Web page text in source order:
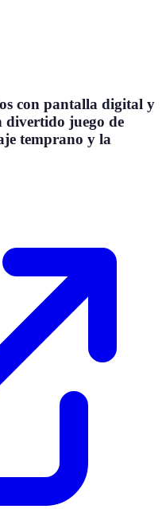
con pantalla digital y
divertido juego de
temprano y la